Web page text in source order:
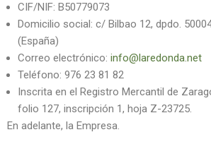
CIF/NIF: B50779073
Domicilio social: c/ Bilbao 12, dpdo.
(España)
Correo electrónico: info@laredonda.net
Teléfono: 976 23 81 82
Inscrita en el Registro Mercantil de
folio 127, inscripción 1, hoja Z-23725.
En adelante, la Empresa.